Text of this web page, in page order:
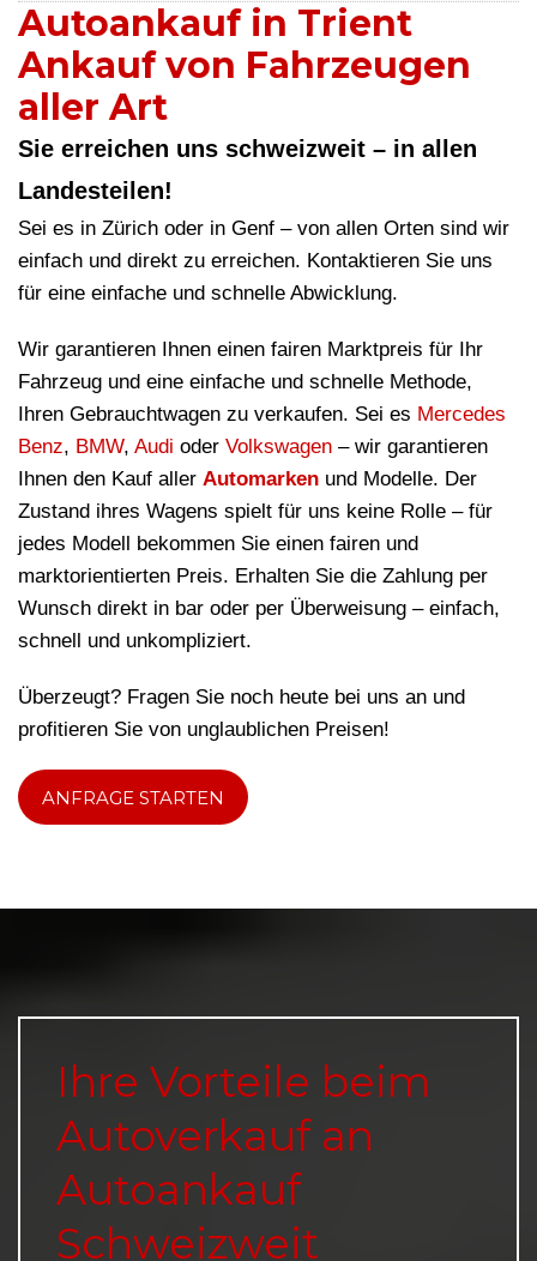
Autoankauf in Trient
Ankauf von Fahrzeugen
aller Art
Sie erreichen uns schweizweit – in allen
Landesteilen!
Sei es in Zürich oder in Genf – von allen Orten sind wir
einfach und direkt zu erreichen. Kontaktieren Sie uns
für eine einfache und schnelle Abwicklung.
Wir garantieren Ihnen einen fairen Marktpreis für Ihr
Fahrzeug und eine einfache und schnelle Methode,
Ihren Gebrauchtwagen zu verkaufen. Sei es Mercedes
Benz, BMW, Audi oder Volkswagen – wir garantieren
Ihnen den Kauf aller Automarken und Modelle. Der
Zustand ihres Wagens spielt für uns keine Rolle – für
jedes Modell bekommen Sie einen fairen und
marktorientierten Preis. Erhalten Sie die Zahlung per
Wunsch direkt in bar oder per Überweisung – einfach,
schnell und unkompliziert.
Überzeugt? Fragen Sie noch heute bei uns an und
profitieren Sie von unglaublichen Preisen!
ANFRAGE STARTEN
Ihre Vorteile beim
Autoverkauf an
Autoankauf
Schweizweit